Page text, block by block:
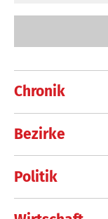
Chronik
Bezirke
Politik